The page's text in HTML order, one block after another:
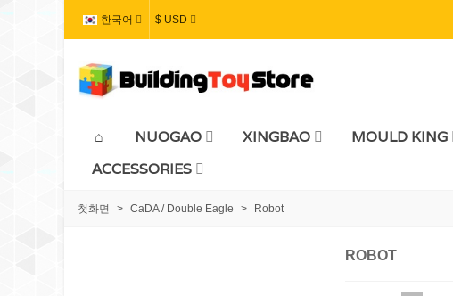
한국어 $ USD
NUOGAO XINGBAO MOULD KING
ACCESSORIES
첫화면 > CaDA / Double Eagle > Robot
ROBOT